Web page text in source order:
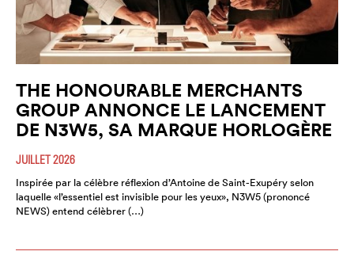
THE HONOURABLE MERCHANTS
GROUP ANNONCE LE LANCEMENT
DE N3W5, SA MARQUE HORLOGÈRE
JUILLET 2026
Inspirée par la célèbre réflexion d’Antoine de Saint-Exupéry selon
laquelle «l’essentiel est invisible pour les yeux», N3W5 (prononcé
NEWS) entend célèbrer (…)